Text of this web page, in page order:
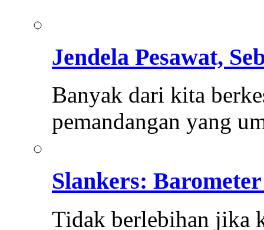
Jendela Pesawat,
Banyak dari kita
pemandangan yang
Slankers:
Tidak berlebihan jika